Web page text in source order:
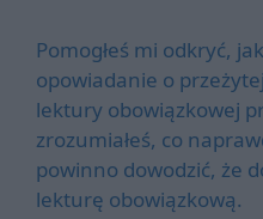
Pomogłeś mi odkryć,
opowiadanie o
lektury obowiązkowej
zrozumiałeś, co
powinno dowodzić, że
lekturę obowiązkową.